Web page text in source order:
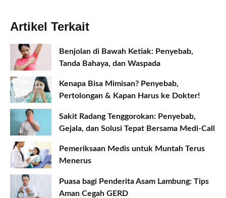
Artikel Terkait
Benjolan di Bawah Ketiak: Penyebab,
Tanda Bahaya, dan Waspada
Kenapa Bisa Mimisan? Penyebab,
Pertolongan & Kapan Harus ke Dokter!
Sakit Radang Tenggorokan: Penyebab,
Gejala, dan Solusi Tepat Bersama Medi-Call
Pemeriksaan Medis untuk Muntah Terus
Menerus
Puasa bagi Penderita Asam Lambung: Tips
Aman Cegah GERD